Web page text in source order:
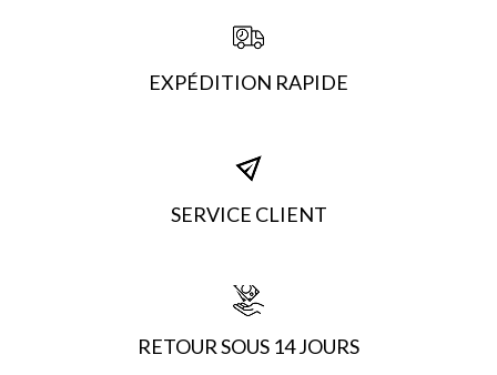
EXPÉDITION RAPIDE
SERVICE CLIENT
RETOUR SOUS 14 JOURS